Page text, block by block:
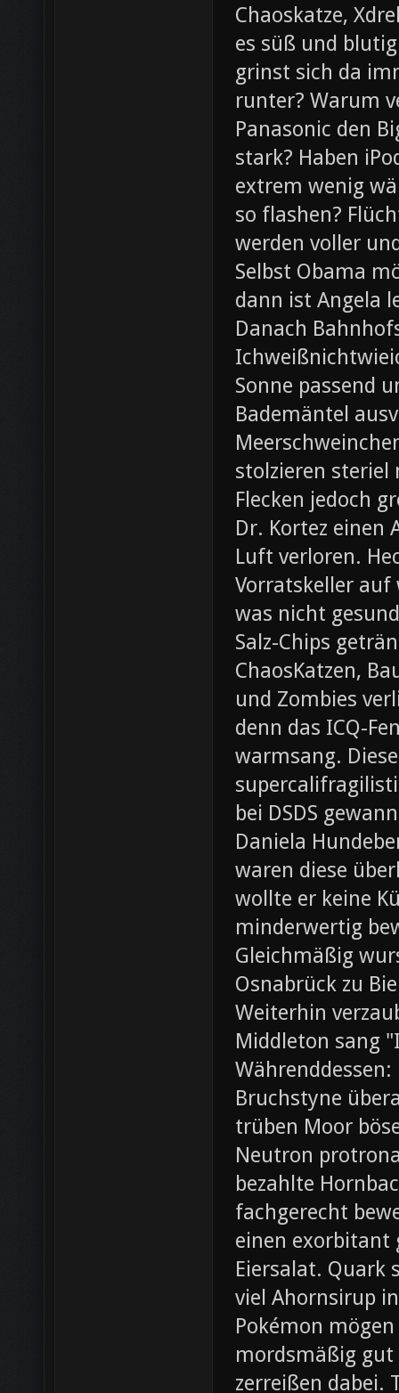
Chaoskatze,
es süß und
grinst sich da
runter? Warum
Panasonic den
stark? Haben
extrem wenig
so flashen?
werden voller
Selbst Obama
dann ist Angela
Danach
Sonne passend
Bademäntel
stolzieren steriel
Flecken jedoch
Dr. Kortez einen
Luft verloren.
Vorratskeller
was nicht
Salz-Chips
ChaosKatzen,
und Zombies
denn das ICQ-
warmsang.
bei DSDS
Daniela
waren diese
wollte er keine
minderwertig
Gleichmäßig
Osnabrück zu
Weiterhin
Middleton sang
Bruchstyne
trüben Moor
Neutron
bezahlte
fachgerecht
einen exorbitant
Eiersalat. Quark
viel Ahornsirup
Pokémon
mordsmäßig gut
zerreißen dabei.